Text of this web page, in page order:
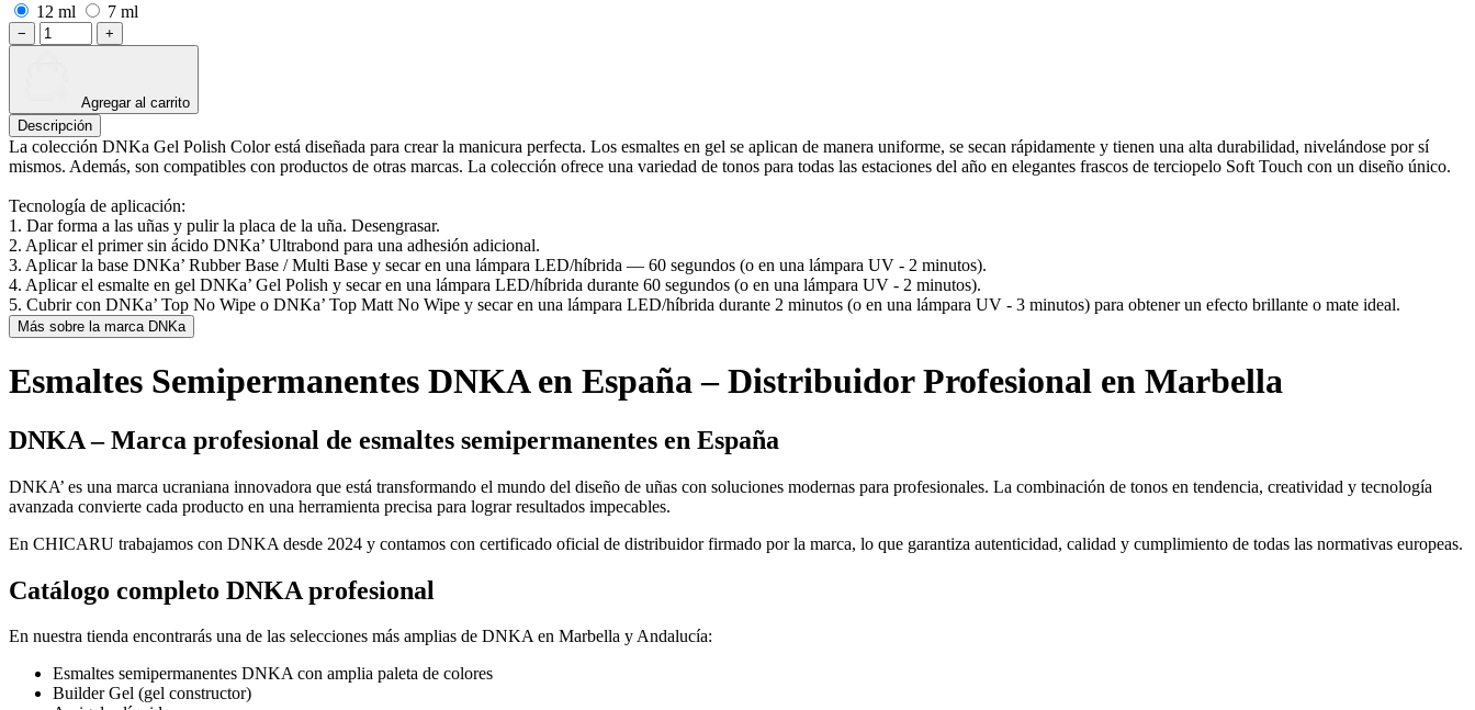
12 ml
7 ml
− +
Agregar al carrito
Descripción
La colección DNKa Gel Polish Color está diseñada para crear la manicura perfecta. Los esmaltes en gel se aplican de manera uniforme, se secan rápidamente y tienen una alta durabilidad, nivelándose por sí
mismos. Además, son compatibles con productos de otras marcas. La colección ofrece una variedad de tonos para todas las estaciones del año en elegantes frascos de terciopelo Soft Touch con un diseño único.
Tecnología de aplicación:
1. Dar forma a las uñas y pulir la placa de la uña. Desengrasar.
2. Aplicar el primer sin ácido DNKa’ Ultrabond para una adhesión adicional.
3. Aplicar la base DNKa’ Rubber Base / Multi Base y secar en una lámpara LED/híbrida — 60 segundos (o en una lámpara UV - 2 minutos).
4. Aplicar el esmalte en gel DNKa’ Gel Polish y secar en una lámpara LED/híbrida durante 60 segundos (o en una lámpara UV - 2 minutos).
5. Cubrir con DNKa’ Top No Wipe o DNKa’ Top Matt No Wipe y secar en una lámpara LED/híbrida durante 2 minutos (o en una lámpara UV - 3 minutos) para obtener un efecto brillante o mate ideal.
Más sobre la marca DNKa
Esmaltes Semipermanentes DNKA en España – Distribuidor Profesional en Marbella
DNKA – Marca profesional de esmaltes semipermanentes en España
DNKA’ es una marca ucraniana innovadora que está transformando el mundo del diseño de uñas con soluciones modernas para profesionales. La combinación de tonos en tendencia, creatividad y tecnología
avanzada convierte cada producto en una herramienta precisa para lograr resultados impecables.
En CHICARU trabajamos con DNKA desde 2024 y contamos con certificado oficial de distribuidor firmado por la marca, lo que garantiza autenticidad, calidad y cumplimiento de todas las normativas europeas.
Catálogo completo DNKA profesional
En nuestra tienda encontrarás una de las selecciones más amplias de DNKA en Marbella y Andalucía:
Esmaltes semipermanentes DNKA con amplia paleta de colores
Builder Gel (gel constructor)